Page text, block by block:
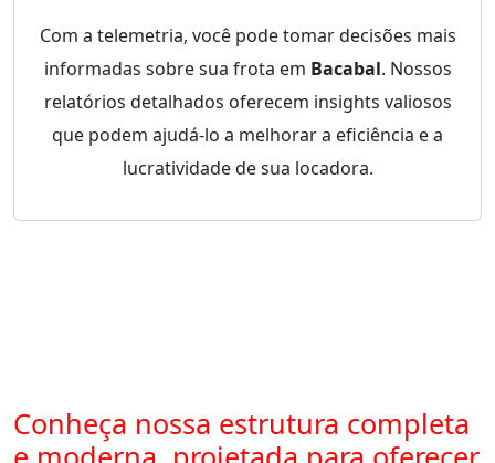
Com a telemetria, você pode tomar decisões mais
informadas sobre sua frota em Bacabal. Nossos
relatórios detalhados oferecem insights valiosos
que podem ajudá-lo a melhorar a eficiência e a
lucratividade de sua locadora.
Conheça nossa estrutura completa